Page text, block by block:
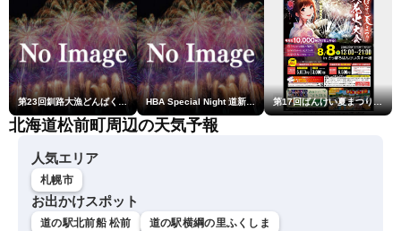
第23回釧路大漁どんぱく花火大会 ～道新・光と音のファンタジー～ HBA Special Night 道新・秋華火（はなび） 第17回ばんけい夏まつり大花火大会
北海道松前町周辺の天気予報
人気エリア
札幌市
お出かけスポット
道の駅北前船 松前 道の駅横綱の里ふくしま